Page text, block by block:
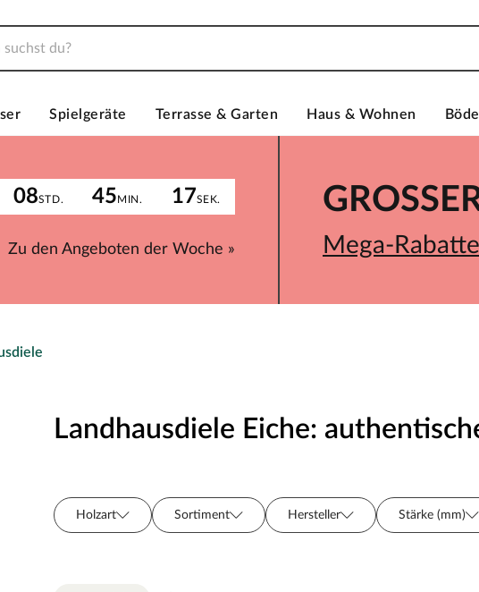
Spielgeräte Terrasse & Garten Haus & Wohnen
08STD. 45MIN. 17SEK.
Zu den Angeboten der Woche » Mega-
Landhausdiele Eiche:
Holzart Sortiment Hersteller Stärke (mm)